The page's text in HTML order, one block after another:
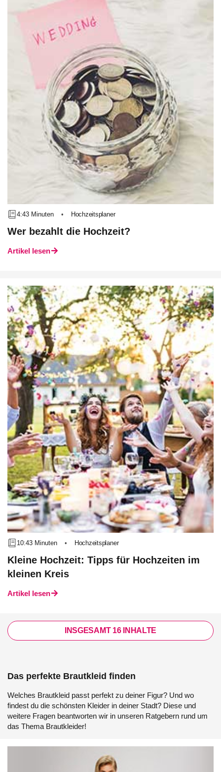
4:43 Minuten • Hochzeitsplaner
Wer bezahlt die Hochzeit?
Artikel lesen
10:43 Minuten • Hochzeitsplaner
Kleine Hochzeit: Tipps für Hochzeiten im
kleinen Kreis
Artikel lesen
INSGESAMT 16 INHALTE
Das perfekte Brautkleid finden
Welches Brautkleid passt perfekt zu deiner Figur? Und wo
findest du die schönsten Kleider in deiner Stadt? Diese und
weitere Fragen beantworten wir in unseren Ratgebern rund um
das Thema Brautkleider!